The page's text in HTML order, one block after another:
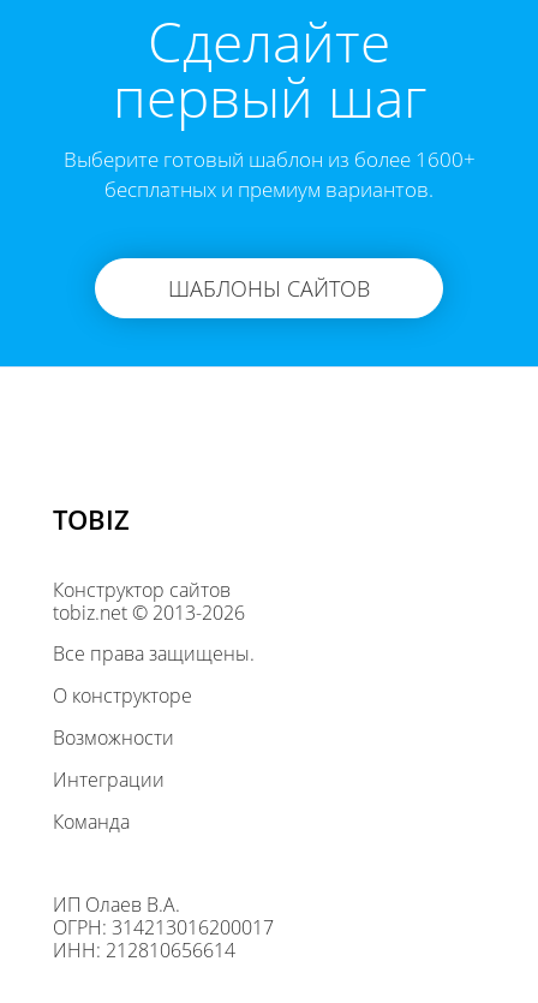
Cделайте
первый шаг
Выберите готовый шаблон из более 1600+
бесплатных и премиум вариантов.
ШАБЛОНЫ САЙТОВ
TOBIZ
Конструктор сайтов
tobiz.net © 2013-2026
Все права защищены.
О конструкторе
Возможности
Интеграции
Команда
ИП Олаев В.А.
ОГРН: 314213016200017
ИНН: 212810656614